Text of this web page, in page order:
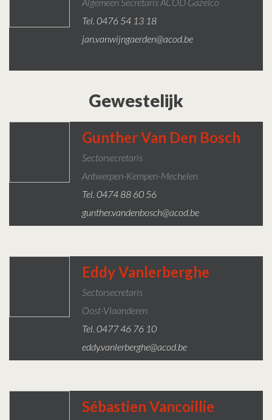
Tel. 0476 54 13 18
jan.vanwijngaerden@acod.be
Gewestelijk
Gunther Van Den Bosch
Sectorsecretaris
Antwerpen-Kempen-Mechelen
Tel. 0474 88 60 56
gunther.vandenbosch@acod.be
Eddy Vanlerberghe
Sectorsecretaris
Oost-Vlaanderen
Tel. 0477 46 76 10
eddy.vanlerberghe@acod.be
Sébastien Vancoillie